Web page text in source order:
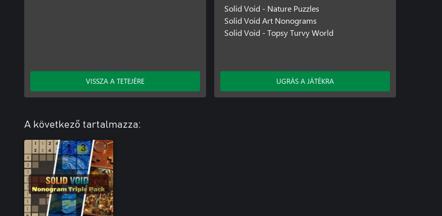
VISSZA A TETEJÉRE
Solid Void - Nature Puzzles
Solid Void Art Nonograms
Solid Void - Topsy Turvy World
UGRÁS A JÁTÉKRA
A következő tartalmazza: